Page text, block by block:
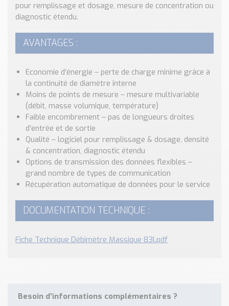
Contact & Devis
pour remplissage et dosage, mesure de concentration ou
diagnostic étendu.
AVANTAGES :
Economie d’énergie – perte de charge minime grâce à
la continuité de diamètre interne
Moins de points de mesure – mesure multivariable
(débit, masse volumique, température)
Faible encombrement – pas de longueurs droites
d’entrée et de sortie
Qualité – logiciel pour remplissage & dosage, densité
& concentration, diagnostic étendu
Options de transmission des données flexibles –
grand nombre de types de communication
Récupération automatique de données pour le service
DOCUMENTATION TECHNIQUE :
Fiche Technique Débimètre Massique 83l.pdf
Besoin d'informations complémentaires ?